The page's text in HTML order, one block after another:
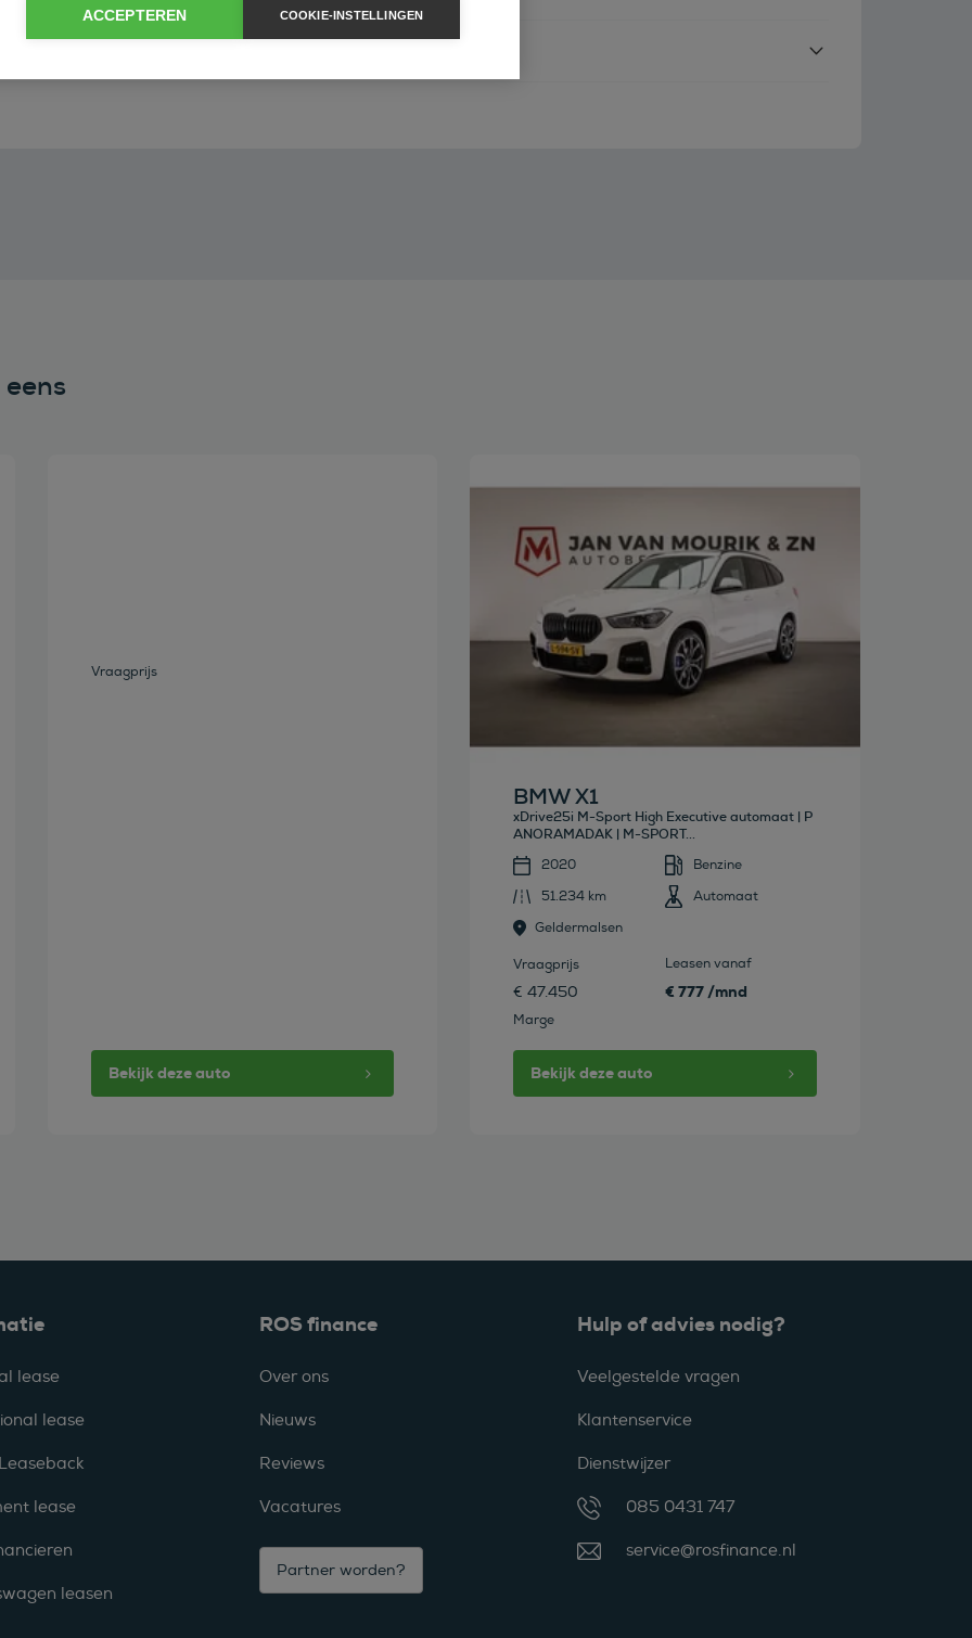
zelf bepalen?
Vraagprijs
Bekijk deze auto
Bekijk deze auto
BMW X1
xDrive25i M-Sport High Executive automaat | P
ANORAMADAK | M-SPORT...
2020
Benzine
51.234 km
Automaat
Geldermalsen
Vraagprijs
€ 47.450
Marge
Leasen vanaf
€ 777 /mnd
Bekijk deze auto
lease
lease
lease
leasen
ROS finance
Over ons
Nieuws
Reviews
Vacatures
Partner worden?
Hulp of advies nodig?
Veelgestelde vragen
Klantenservice
Dienstwijzer
085 0431 747
service@rosfinance.nl
ACCEPTEREN COOKIE-INSTELLINGEN